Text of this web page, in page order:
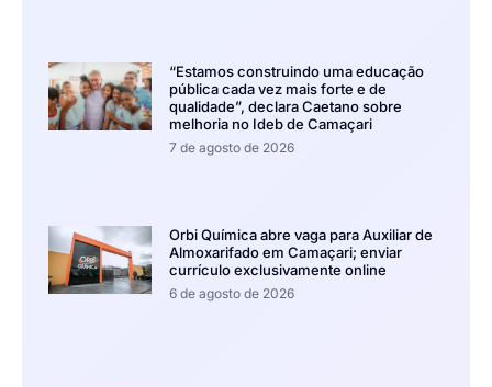
“Estamos construindo uma educação
pública cada vez mais forte e de
qualidade”, declara Caetano sobre
melhoria no Ideb de Camaçari
7 de agosto de 2026
Orbi Química abre vaga para Auxiliar de
Almoxarifado em Camaçari; enviar
currículo exclusivamente online
6 de agosto de 2026